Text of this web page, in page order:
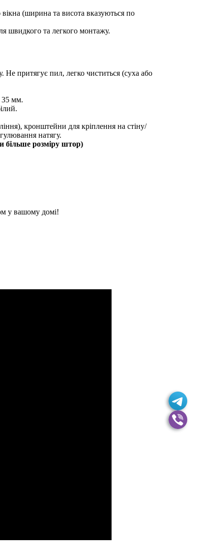
(ширина та висота вказуються по
швидкого та легкого монтажу.
Не притягує пил, легко чиститься (суха або
35 мм.
кронштейни для кріплення на стіну/
натягу.
більше розміру штор)
у вашому домі!